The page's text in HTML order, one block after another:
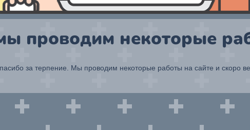
проводим некоторые
за терпение. Мы проводим некоторые работы на сайте и скоро